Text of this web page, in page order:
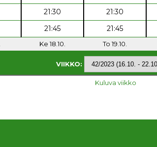
21:30 21:30
21:45 21:45
Ke 18.10. To 19.10.
VIIKKO:
Kuluva viikko